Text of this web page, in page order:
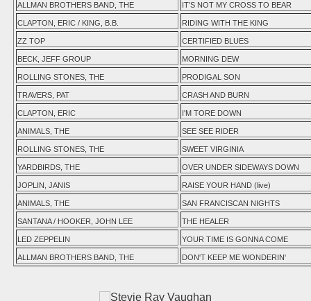
ALLMAN BROTHERS BAND, THE IT'S NOT MY CROSS TO BEAR
CLAPTON, ERIC / KING, B.B. RIDING WITH THE KING
ZZ TOP CERTIFIED BLUES
BECK, JEFF GROUP MORNING DEW
ROLLING STONES, THE PRODIGAL SON
TRAVERS, PAT CRASH AND BURN
CLAPTON, ERIC I'M TORE DOWN
ANIMALS, THE SEE SEE RIDER
ROLLING STONES, THE SWEET VIRGINIA
YARDBIRDS, THE OVER UNDER SIDEWAYS DOWN
JOPLIN, JANIS RAISE YOUR HAND (live)
ANIMALS, THE SAN FRANCISCAN NIGHTS
SANTANA / HOOKER, JOHN LEE THE HEALER
LED ZEPPELIN YOUR TIME IS GONNA COME
ALLMAN BROTHERS BAND, THE DON'T KEEP ME WONDERIN'